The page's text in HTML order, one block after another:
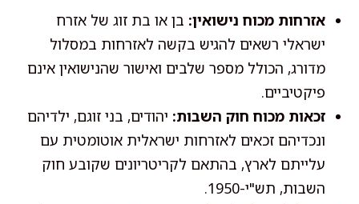
אזרחות מכוח נישואין: בן או בת זוג של אזרח
ישראלי רשאים להגיש בקשה לאזרחות במסלול
מדורג, הכולל מספר שלבים ואישור שהנישואין אינם
פיקטיביים.
זכאות מכוח חוק השבות: יהודים, בני זוגם, ילדיהם
ונכדיהם זכאים לאזרחות ישראלית אוטומטית עם
עלייתם לארץ, בהתאם לקריטריונים שקובע חוק
השבות, תש"י-1950.